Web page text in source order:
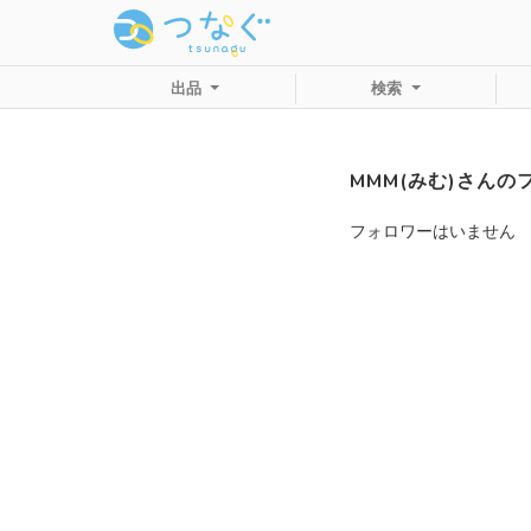
出品 検索
MMM(みむ)さんの
フォロワーはいません